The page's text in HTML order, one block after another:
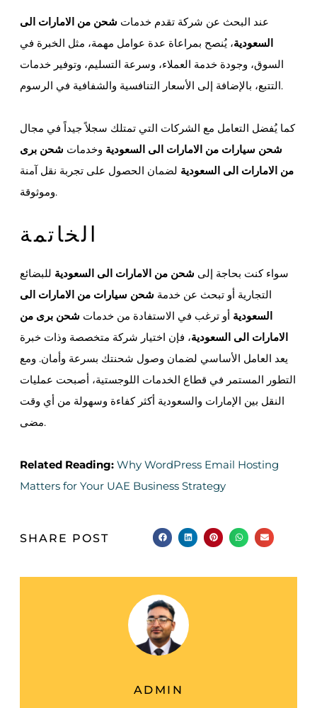
عند البحث عن شركة تقدم خدمات شحن من الامارات الى
السعودية، يُنصح بمراعاة عدة عوامل مهمة، مثل الخبرة في
السوق، وجودة خدمة العملاء، وسرعة التسليم، وتوفير خدمات
التتبع، بالإضافة إلى الأسعار التنافسية والشفافية في الرسوم.
كما يُفضل التعامل مع الشركات التي تمتلك سجلاً جيداً في مجال
شحن سيارات من الامارات الى السعودية وخدمات شحن برى
من الامارات الى السعودية لضمان الحصول على تجربة نقل آمنة
وموثوقة.
الخاتمة
سواء كنت بحاجة إلى شحن من الامارات الى السعودية للبضائع
التجارية أو تبحث عن خدمة شحن سيارات من الامارات الى
السعودية أو ترغب في الاستفادة من خدمات شحن برى من
الامارات الى السعودية، فإن اختيار شركة متخصصة وذات خبرة
يعد العامل الأساسي لضمان وصول شحنتك بسرعة وأمان. ومع
التطور المستمر في قطاع الخدمات اللوجستية، أصبحت عمليات
النقل بين الإمارات والسعودية أكثر كفاءة وسهولة من أي وقت
مضى.
Related Reading: Why WordPress Email Hosting
Matters for Your UAE Business Strategy
SHARE POST
ADMIN